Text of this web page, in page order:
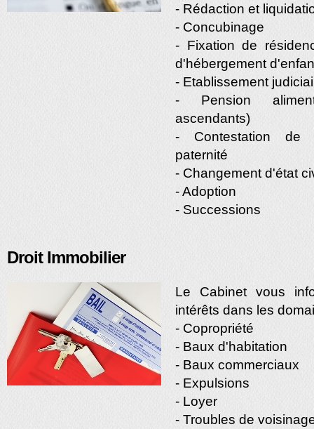
- Rédaction et
- Concubinage
- Fixation de
d'hébergement
- Etablissement
- Pension
ascendants)
- Contestation de
paternité
- Changement d'état
- Adoption
- Successions
Droit Immobilier
Le Cabinet vous
intérêts dans les
- Copropriété
- Baux d'habitation
- Baux commerciaux
- Expulsions
- Loyer
- Troubles de